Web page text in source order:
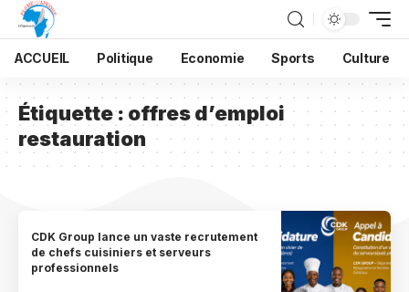
ACCUEIL Politique Economie Sports Culture
Étiquette : offres d’emploi
restauration
CDK Group lance un vaste recrutement
de chefs cuisiniers et serveurs
professionnels